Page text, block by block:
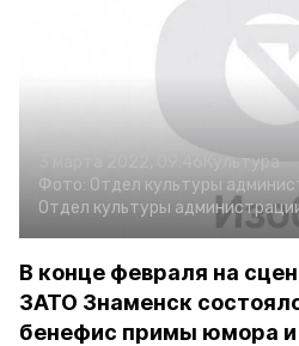
Культура
Фото: Отдел культуры
Отдел культуры
В конце февраля на
ЗАТО Знаменск
бенефис примы юмора